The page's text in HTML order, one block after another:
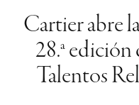
Cartier abre
28.ª edición
Talentos